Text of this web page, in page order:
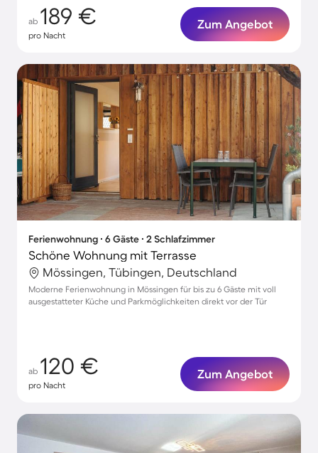
ab 189 €
pro Nacht
Zum Angebot
Ferienwohnung ∙ 6 Gäste ∙ 2 Schlafzimmer
Schöne Wohnung mit Terrasse
Mössingen, Tübingen, Deutschland
Moderne Ferienwohnung in Mössingen für bis zu 6 Gäste mit voll
ausgestatteter Küche und Parkmöglichkeiten direkt vor der Tür
ab 120 €
pro Nacht
Zum Angebot